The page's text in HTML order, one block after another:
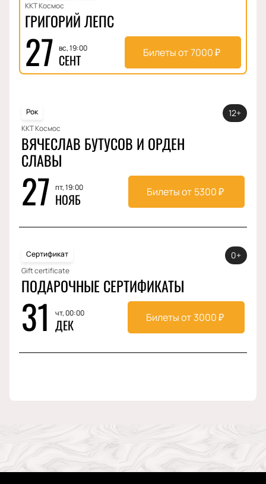
ККТ Космос
ГРИГОРИЙ ЛЕПС
27 вс, 19:00
СЕНТ Билеты от7000₽
Рок
ККТ Космос
ВЯЧЕСЛАВ БУТУСОВ И ОРДЕН
СЛАВЫ
27 пт, 19:00
НОЯБ
12+
Билеты от 5300₽
Сертификат
Gift certificate
ПОДАРОЧНЫЕ СЕРТИФИКАТЫ
31 чт, 00:00
ДЕК
0+
Билеты от 3000₽